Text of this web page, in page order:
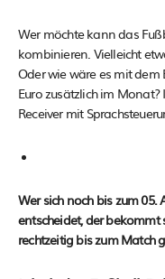
Wer möchte kann das
kombinieren. Vielleicht
Oder wie wäre es mit
Euro zusätzlich im
Receiver mit
Wer sich noch bis zum 05.
entscheidet, der bekommt
rechtzeitig bis zum Match